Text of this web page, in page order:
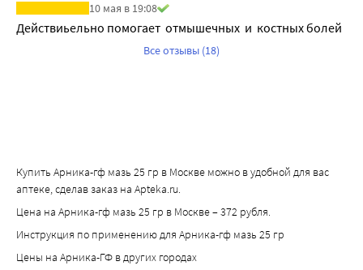
10 мая в 19:08
Действиьельно помогает  отмышечных  и  костных болей
Все отзывы (18)
Купить Арника-гф мазь 25 гр в Москве можно в удобной для вас
аптеке, сделав заказ на Apteka.ru.
Цена на Арника-гф мазь 25 гр в Москве – 372 рубля.
Инструкция по применению для Арника-гф мазь 25 гр
Цены на Арника-ГФ в других городах